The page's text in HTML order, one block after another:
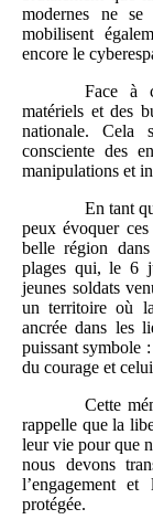
modernes ne
mobilisent
encore le
Face à
matériels et des
nationale. Cela
consciente des
manipulations et
En tant
peux évoquer
belle région
plages qui, le 6
jeunes soldats
un territoire où
ancrée dans les
puissant symbole
du courage et
Cette
rappelle que la
leur vie pour que
nous devons
l’engagement
protégée.